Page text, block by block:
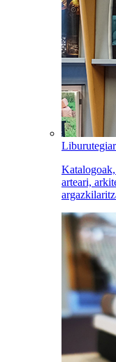
arteari,